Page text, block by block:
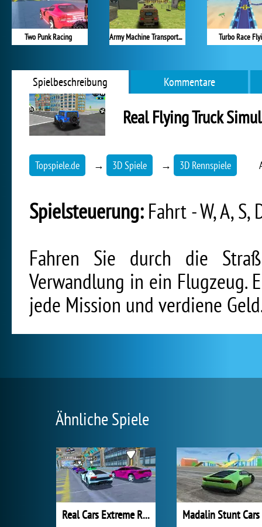
Two Punk Racing Army Machine Transporter Truck Turbo Race
Spielbeschreibung Kommentare
Real Flying Truck
Topspiele.de → 3D Spiele → 3D Rennspiele
Spielsteuerung:Fahrt - W, A, S,
Fahren Sie durch die
Verwandlung in ein Flugzeug.
jede Mission und verdiene
Ähnliche Spiele
Real Cars Extreme Racing Madalin Stunt